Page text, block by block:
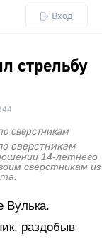
Вход
стрельбу
сверстникам
14-летнего
сверстникам из
Вулька.
раздобыв